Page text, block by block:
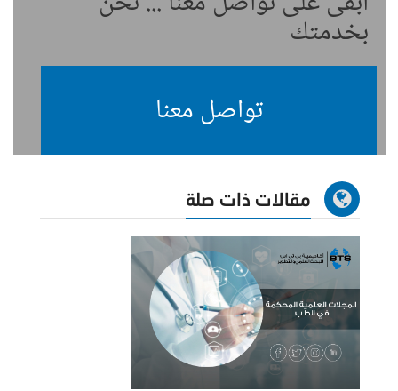
بخدمتك
تواصل معنا
مقالات ذات صلة